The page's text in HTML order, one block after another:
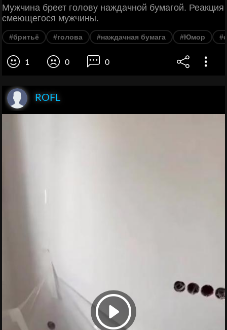
Мужчина бреет голову наждачной бумагой. Реакция
смеющегося мужчины.
#бритьё #голова #наждачная бумага #Юмор
1 0 0
ROFL